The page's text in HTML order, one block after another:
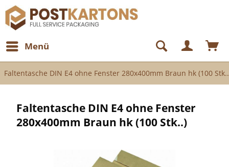
Menü
Faltentasche DIN E4 ohne Fenster 280x400mm Braun hk (100
Faltentasche DIN E4 ohne Fenster
280x400mm Braun hk (100 Stk..)